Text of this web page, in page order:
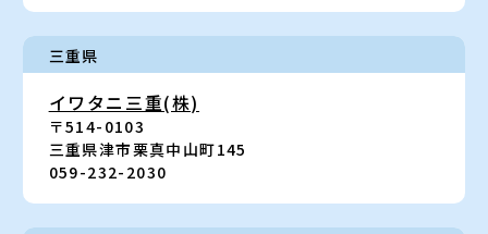
三重県
イワタニ三重(株)
〒514-0103
三重県津市栗真中山町145
059-232-2030